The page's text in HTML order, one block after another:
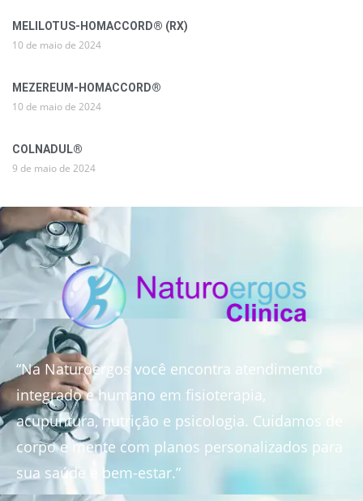
MELILOTUS-HOMACCORD® (RX)
10 de maio de 2024
MEZEREUM-HOMACCORD®
10 de maio de 2024
COLNADUL®
9 de maio de 2024
“Na Naturoergos você encontra atendimento
integrado e humano em fisioterapia,
acupuntura, nutrição e psicologia. Cuidamos de
corpo e mente com planos personalizados para
sua saúde e bem-estar.”